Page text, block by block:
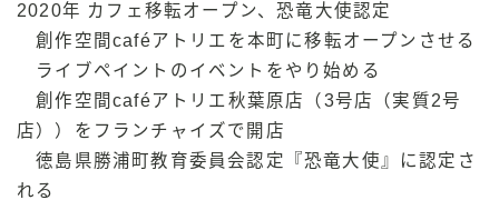
2020年 カフェ移転オープン、恐竜大使認定
創作空間caféアトリエを本町に移転オープンさせる
ライブペイントのイベントをやり始める
創作空間caféアトリエ秋葉原店（3号店（実質2号
店））をフランチャイズで開店
徳島県勝浦町教育委員会認定『恐竜大使』に認定さ
れる